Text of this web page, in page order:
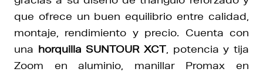
que ofrece un buen equilibrio entre calidad,
montaje, rendimiento y precio. Cuenta con
una horquilla SUNTOUR XCT , potencia y tija
Zoom en aluminio, manillar Promax en